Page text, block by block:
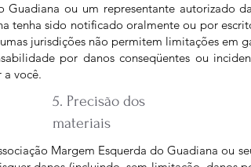
Guadiana ou um representante autorizado
tenha sido notificado oralmente ou por
jurisdições não permitem limitações em
por danos conseqüentes ou
a você.
5. Precisão dos
materiais
Margem Esquerda do Guadiana ou